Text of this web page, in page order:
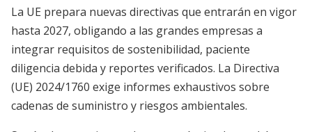
La UE prepara nuevas directivas que entrarán en vigor
hasta 2027, obligando a las grandes empresas a
integrar requisitos de sostenibilidad, paciente
diligencia debida y reportes verificados. La Directiva
(UE) 2024/1760 exige informes exhaustivos sobre
cadenas de suministro y riesgos ambientales.